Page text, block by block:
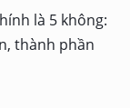
là 5 không:
thành phần